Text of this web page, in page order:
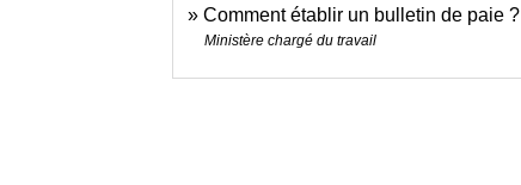
Comment établir un bulletin de paie ?
Ministère chargé du travail